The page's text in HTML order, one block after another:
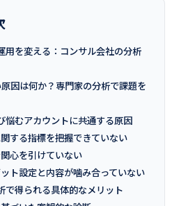
を変える：コンサル会社の分析
因は何か？専門家の分析で課題を
悩むアカウントに共通する原因
する指標を把握できていない
心を引けていない
ト設定と内容が噛み合っていない
で得られる具体的なメリット